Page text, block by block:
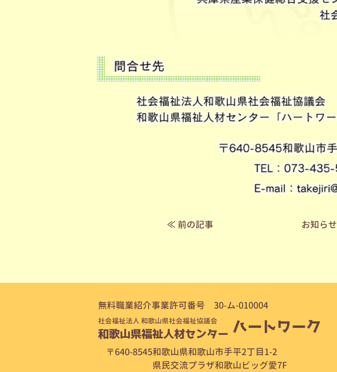
≪ 前の記事 お知らせ
無料職業紹介事業許可番号 30-ム-010004
社会福祉法人 和歌山県社会福祉協議会
和歌山県福祉人材センター ハートワーク
〒640-8545和歌山県和歌山市手平2丁目1-2
県民交流プラザ和歌山ビッグ愛7F